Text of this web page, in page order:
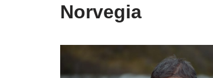
Norvegia